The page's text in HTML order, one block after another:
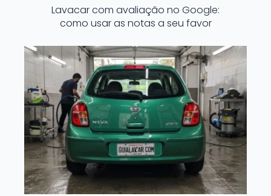
Lavacar com avaliação no Google:
como usar as notas a seu favor